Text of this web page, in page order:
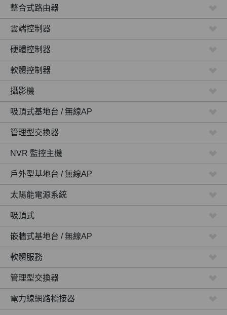
整合式路由器
雲端控制器
硬體控制器
軟體控制器
攝影機
吸頂式基地台 / 無線AP
管理型交換器
NVR 監控主機
戶外型基地台 / 無線AP
太陽能電源系統
吸頂式
嵌牆式基地台 / 無線AP
軟體服務
管理型交換器
電力線網路橋接器